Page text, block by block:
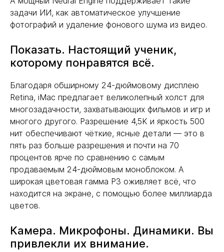
задачи ИИ, как автоматическое улучшение
фотографий и удаление фонового шума из видео.
Показать. Настоящий ученик,
которому понравятся всё.
Благодаря обширному 24-дюймовому дисплею
Retina, iMac предлагает великолепный холст для
многозадачности, захватывающих фильмов и игр и
многого другого. Разрешение 4,5K и яркость 500
нит обеспечивают чёткие, ясные детали — это в
пять раз больше разрешения и почти на 70
процентов ярче по сравнению с самым
продаваемым 24-дюймовым моноблоком. А
широкая цветовая гамма P3 оживляет всё, что
находится на экране, с помощью более миллиарда
цветов.
Камера. Микрофоны. Динамики. Вы
привлекли их внимание.